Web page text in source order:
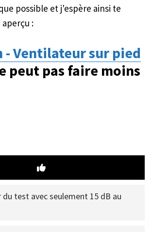
possible et j'espère ainsi te
:
- Ventilateur sur pied
peut pas faire moins
du test avec seulement 15 dB au